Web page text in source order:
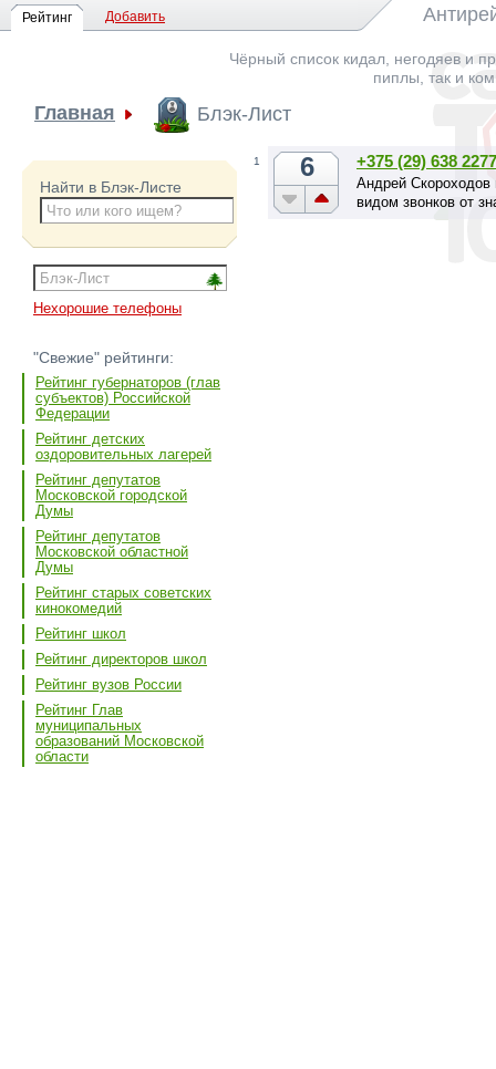
Рейтинг Добавить
Чёрный список кидал, негодяев и
пиплы, так и
Главная Блэк-Лист
Найти в Блэк-Листе
Нехорошие телефоны
"Свежие" рейтинги:
Рейтинг губернаторов (глав
субъектов) Российской
Федерации
Рейтинг детских
оздоровительных лагерей
Рейтинг депутатов
Московской городской
Думы
Рейтинг депутатов
Московской областной
Думы
Рейтинг старых советских
кинокомедий
Рейтинг школ
Рейтинг директоров школ
Рейтинг вузов России
Рейтинг Глав
муниципальных
образований Московской
области
1 6 +375 (29) 638 2277
Андрей Скороходов
видом звонков от